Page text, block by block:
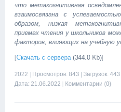
что метакогнитивная
взаимосвязана с
образом, низкая
приемах чтения у школьников
факторов, влияющих на учебную
[Скачать с сервера(344.0 Kb)]
2022 | Просмотров: 843 | Загрузок:
Дата: 21.06.2022 Комментарии (0)